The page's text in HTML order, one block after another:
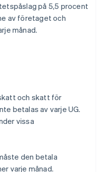
på 5,5 procent
av företaget och
månad.
och skatt för
betalas av varje UG.
vissa
den betala
varje månad.